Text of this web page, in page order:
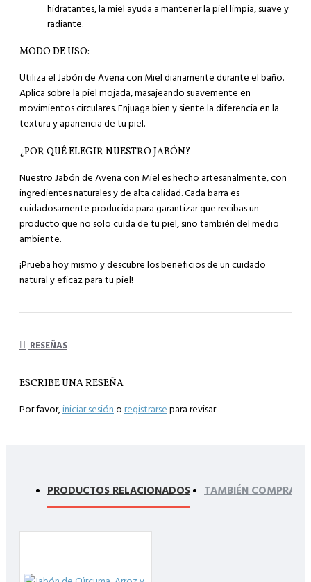
hidratantes, la miel ayuda a mantener la piel limpia, suave y
radiante.
MODO DE USO:
Utiliza el Jabón de Avena con Miel diariamente durante el baño.
Aplica sobre la piel mojada, masajeando suavemente en
movimientos circulares. Enjuaga bien y siente la diferencia en la
textura y apariencia de tu piel.
¿POR QUÉ ELEGIR NUESTRO JABÓN?
Nuestro Jabón de Avena con Miel es hecho artesanalmente, con
ingredientes naturales y de alta calidad. Cada barra es
cuidadosamente producida para garantizar que recibas un
producto que no solo cuida de tu piel, sino también del medio
ambiente.
¡Prueba hoy mismo y descubre los beneficios de un cuidado
natural y eficaz para tu piel!
RESEÑAS
ESCRIBE UNA RESEÑA
Por favor,iniciar sesióno registrarsepara revisar
PRODUCTOS RELACIONADOS TAMBIÉN